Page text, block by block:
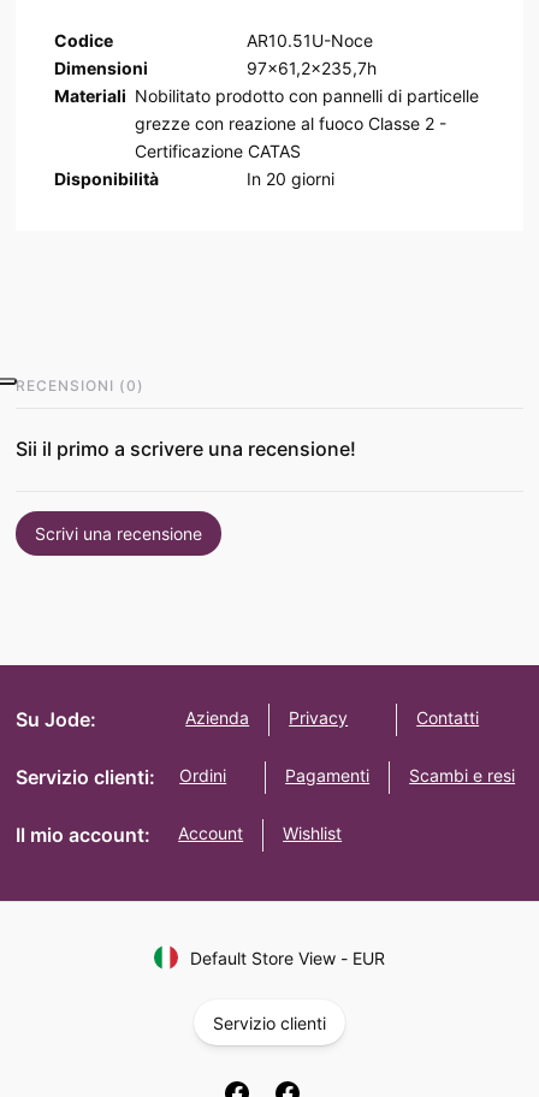
Codice
AR10.51U-Noce
Dimensioni
97x61,2x235,7h
Materiali Nobilitato prodotto con pannelli di particelle
grezze con reazione al fuoco Classe 2 -
Certificazione CATAS
Disponibilità
In 20 giorni
RECENSIONI (0 )
Sii il primo a scrivere una recensione!
Scrivi una recensione
Su Jode: Azienda Privacy Contatti
Servizio clienti: Ordini Pagamenti Scambi e resi
Il mio account: Account Wishlist
Default Store View- EUR
Servizio clienti